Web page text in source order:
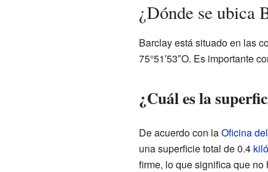
¿Dónde se ubica
Barclay está situado en las
75°51′53″O. Es importante
¿Cuál es la
De acuerdo con laOficina
una superficie total de 0.4
firme, lo que significa que